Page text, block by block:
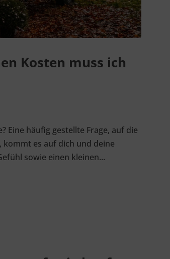
Kosten muss ich
Eine häufig gestellte Frage, auf die
kommt es auf dich und deine
sowie einen kleinen...